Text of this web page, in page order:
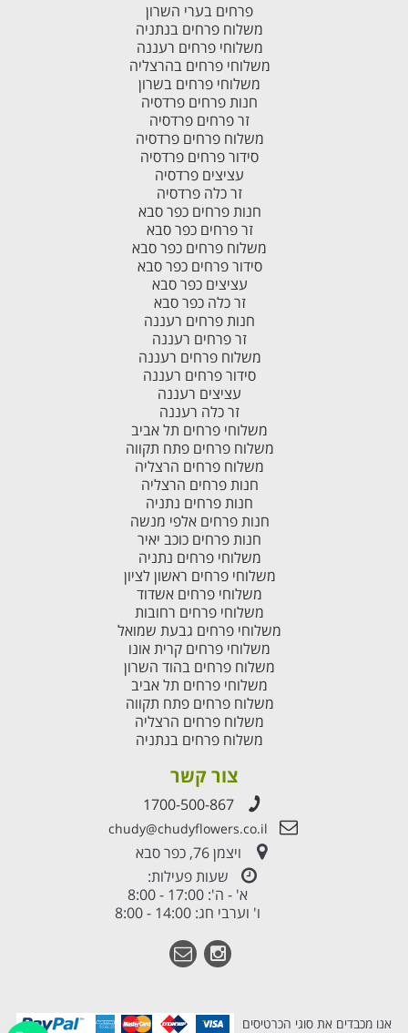
פרחים בערי השרון
משלוח פרחים בנתניה
משלוחי פרחים רעננה
משלוחי פרחים בהרצליה
משלוחי פרחים בשרון
חנות פרחים פרדסיה
זר פרחים פרדסיה
משלוח פרחים פרדסיה
סידור פרחים פרדסיה
עציצים פרדסיה
זר כלה פרדסיה
חנות פרחים כפר סבא
זר פרחים כפר סבא
משלוח פרחים כפר סבא
סידור פרחים כפר סבא
עציצים כפר סבא
זר כלה כפר סבא
חנות פרחים רעננה
זר פרחים רעננה
משלוח פרחים רעננה
סידור פרחים רעננה
עציצים רעננה
זר כלה רעננה
משלוחי פרחים תל אביב
משלוח פרחים פתח תקווה
משלוח פרחים הרצליה
חנות פרחים הרצליה
חנות פרחים נתניה
חנות פרחים אלפי מנשה
חנות פרחים כוכב יאיר
משלוחי פרחים נתניה
משלוחי פרחים ראשון לציון
משלוחי פרחים אשדוד
משלוחי פרחים רחובות
משלוחי פרחים גבעת שמואל
משלוחי פרחים קרית אונו
משלוח פרחים בהוד השרון
משלוחי פרחים תל אביב
משלוח פרחים פתח תקווה
משלוח פרחים הרצליה
משלוח פרחים בנתניה
צור קשר
1700-500-867
chudy@chudyflowers.co.il
ויצמן 76, כפר סבא
שעות פעילות:
א' - ה': 17:00 - 8:00
ו' וערבי חג: 14:00 - 8:00
אנו מכבדים את סוגי הכרטיסים